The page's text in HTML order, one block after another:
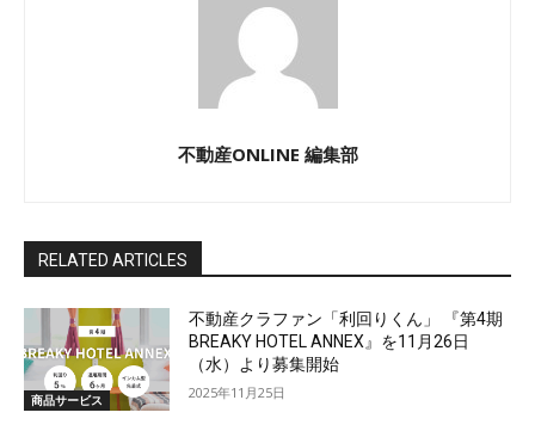
不動産ONLINE 編集部
RELATED ARTICLES
商品サービス
不動産クラファン「利回りくん」 『第4期
BREAKY HOTEL ANNEX』を11月26日
（水）より募集開始
2025年11月25日